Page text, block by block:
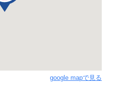
google mapで見る